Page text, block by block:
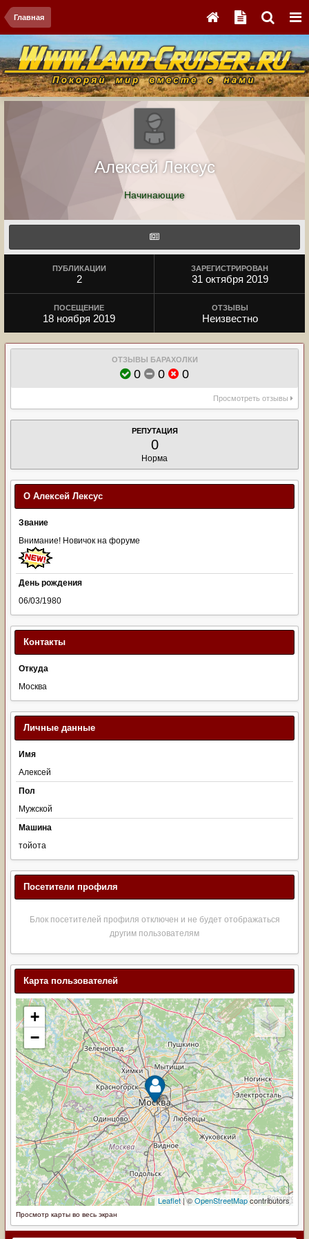
Главная
Алексей Лексус
Начинающие
ПУБЛИКАЦИИ
2
ЗАРЕГИСТРИРОВАН
31 октября 2019
ПОСЕЩЕНИЕ
18 ноября 2019
ОТЗЫВЫ
Неизвестно
ОТЗЫВЫ БАРАХОЛКИ
0 0 0
Просмотреть отзывы
РЕПУТАЦИЯ
0
Норма
О Алексей Лексус
Звание
Внимание! Новичок на форуме
День рождения
06/03/1980
Контакты
Откуда
Москва
Личные данные
Имя
Алексей
Пол
Мужской
Машина
тойота
Посетители профиля
Блок посетителей профиля отключен и не будет отображаться
другим пользователям
Карта пользователей
Просмотр карты во весь экран